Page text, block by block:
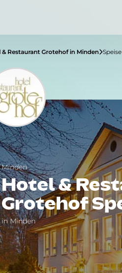
& Restaurant Grotehof in Minden
Minden
Hotel &
Grotehof
in Minden